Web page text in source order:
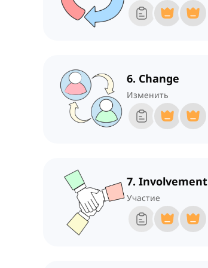
6. Change
Изменить
7. Involvement
Участие